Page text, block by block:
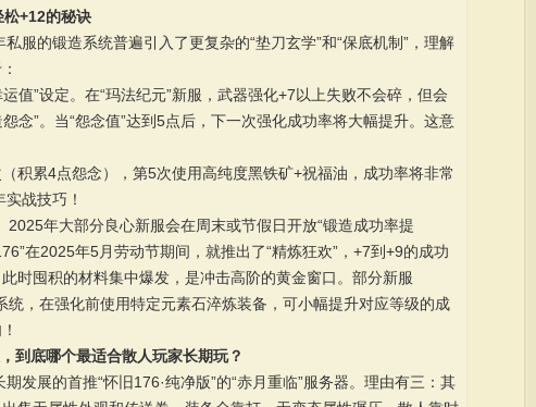
+12的秘诀
服的锻造系统普遍引入了更复杂的“垫刀玄学”和“保底机制”，理解
值”设定。在“玛法纪元”新服，武器强化+7以上失败不会碎，但会
念”。当“怨念值”达到5点后，下一次强化成功率将大幅提升。这意
积累4点怨念），第5次使用高纯度黑铁矿+祝福油，成功率将非常
战技巧！
2025年大部分良心新服会在周末或节假日开放“锻造成功率提
在2025年5月劳动节期间，就推出了“精炼狂欢”，+7到+9的成功
时囤积的材料集中爆发，是冲击高阶的黄金窗口。部分新服
统，在强化前使用特定元素石淬炼装备，可小幅提升对应等级的成
到底哪个最适合散人玩家长期玩？
发展的首推“怀旧176·纯净版”的“赤月重临”服务器。理由有三：其